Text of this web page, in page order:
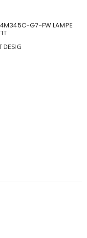
G7-FW LAMPE
DESIG